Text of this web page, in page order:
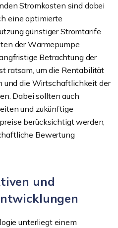
Stromkosten sind dabei
eine optimierte
günstiger Stromtarife
der Wärmepumpe
Betrachtung der
ratsam, um die Rentabilität
und die Wirtschaftlichkeit der
Dabei sollten auch
und zukünftige
berücksichtigt werden,
Bewertung
und
unterliegt einem